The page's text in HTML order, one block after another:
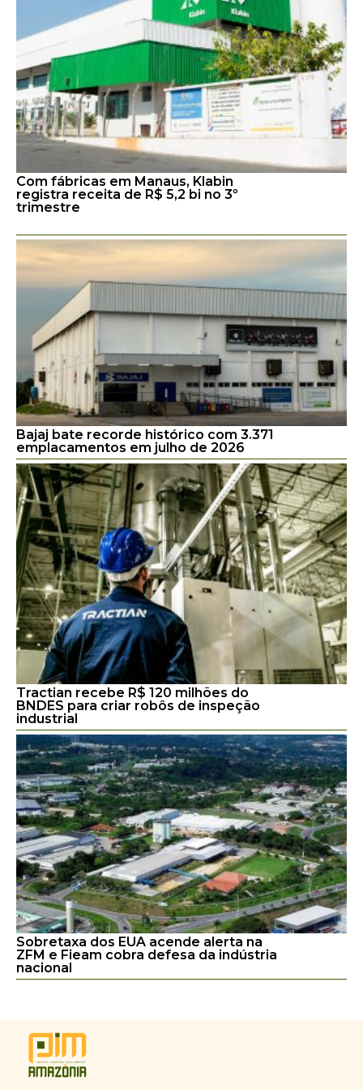
Com fábricas em Manaus, Klabin
registra receita de R$ 5,2 bi no 3º
trimestre
Bajaj bate recorde histórico com 3.371
emplacamentos em julho de 2026
Tractian recebe R$ 120 milhões do
BNDES para criar robôs de inspeção
industrial
Sobretaxa dos EUA acende alerta na
ZFM e Fieam cobra defesa da indústria
nacional